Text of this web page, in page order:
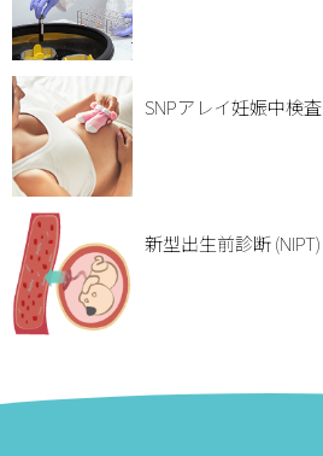
SNPアレイ妊娠中検査
新型出生前診断 (NIPT)